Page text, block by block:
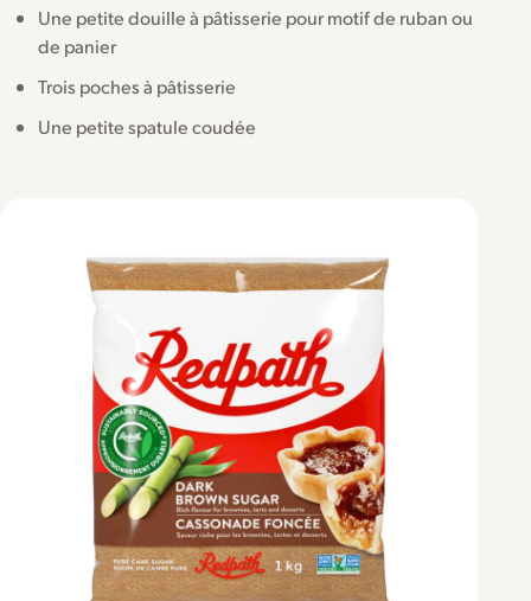
Une petite douille à pâtisserie pour motif de ruban ou
de panier
Trois poches à pâtisserie
Une petite spatule coudée